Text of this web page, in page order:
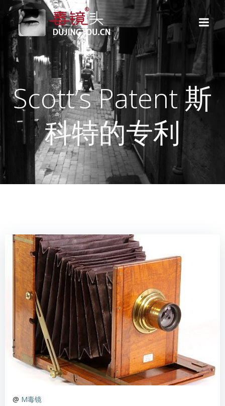
转
到
内
容
Scott’s Patent 斯
科特的专利
@ M毒镜